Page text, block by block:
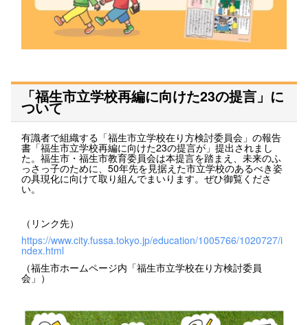
「福生市立学校再編に向けた23の提言」に
ついて
有識者で組織する「福生市立学校在り方検討委員会」の報告
書「福生市立学校再編に向けた23の提言が」提出されまし
た。福生市・福生市教育委員会は本提言を踏まえ、未来のふ
っさっ子のために、50年先を見据えた市立学校のあるべき姿
の具現化に向けて取り組んでまいります。ぜひ御覧くださ
い。
（リンク先）
https://www.city.fussa.tokyo.jp/education/1005766/1020727/i
ndex.html
（福生市ホームページ内「福生市立学校在り方検討委員
会」）